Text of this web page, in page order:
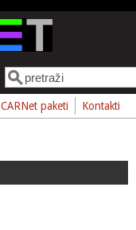
Obrazac pretrage
Pretraga
CARNet paketi Kontakti